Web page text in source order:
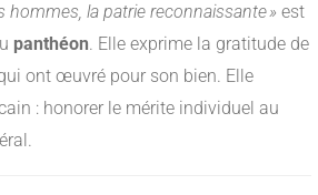
hommes, la patrie reconnaissante » est
panthéon. Elle exprime la gratitude de
ont œuvré pour son bien. Elle
: honorer le mérite individuel au